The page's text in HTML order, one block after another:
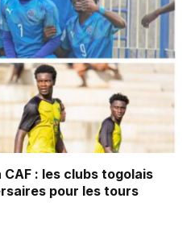
: les clubs togolais
pour les tours